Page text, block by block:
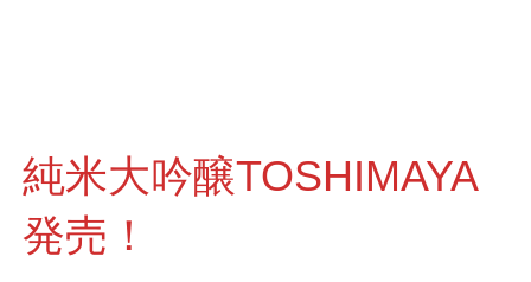
純米大吟醸TOSHIMAYA
発売！